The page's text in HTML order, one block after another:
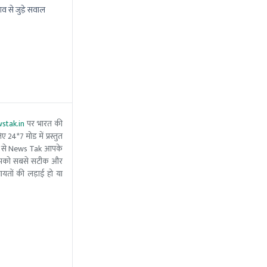
से जुड़े सवाल
पर भारत की
24*7 मोड में प्रस्तुत
से News Tak आपके
सबसे सटीक और
की लड़ाई हो या